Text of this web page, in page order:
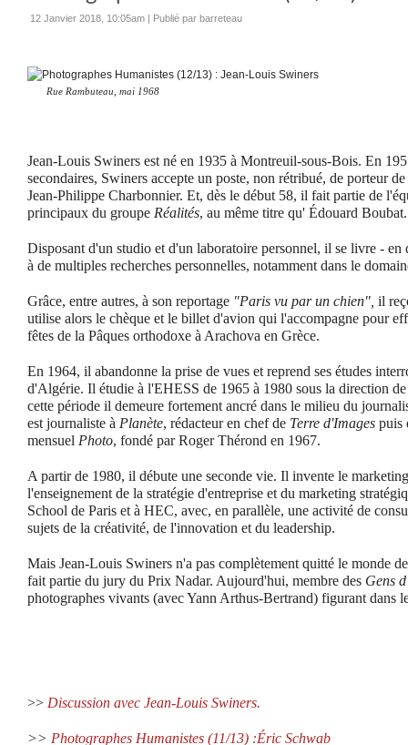
12 Janvier 2018, 10:05am | Publié par barreteau
Rue Rambuteau, mai 1968
Jean-Louis Swiners est né en 1935 à Montreuil-sous-Bois. En
secondaires, Swiners accepte un poste, non rétribué, de porteur
Jean-Philippe Charbonnier. Et, dès le début 58, il fait partie de
principaux du groupe Réalités, au même titre qu' Édouard Boubat.
Disposant d'un studio et d'un laboratoire personnel, il se livre - en
à de multiples recherches personnelles, notamment dans le
Grâce, entre autres, à son reportage "Paris vu par un chien", il
utilise alors le chèque et le billet d'avion qui l'accompagne pour
fêtes de la Pâques orthodoxe à Arachova en Grèce.
En 1964, il abandonne la prise de vues et reprend ses études
d'Algérie. Il étudie à l'EHESS de 1965 à 1980 sous la direction
cette période il demeure fortement ancré dans le milieu du
est journaliste à Planète, rédacteur en chef de Terre d'Images puis
mensuel Photo, fondé par Roger Thérond en 1967.
A partir de 1980, il débute une seconde vie. Il invente le
l'enseignement de la stratégie d'entreprise et du marketing
School de Paris et à HEC, avec, en parallèle, une activité de
sujets de la créativité, de l'innovation et du leadership.
Mais Jean-Louis Swiners n'a pas complètement quitté le monde
fait partie du jury du Prix Nadar. Aujourd'hui, membre des Gens
photographes vivants (avec Yann Arthus-Bertrand) figurant dans
>> Discussion avec Jean-Louis Swiners.
>> Photographes Humanistes (11/13) :Éric Schwab